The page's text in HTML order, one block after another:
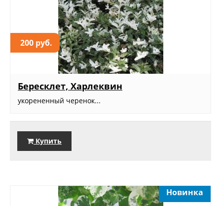
200 руб.
Бересклет, Харлеквин
укорененный черенок...
Купить
Новинка